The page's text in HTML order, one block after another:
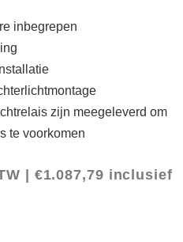
inbegrepen
zijn meegeleverd om
te voorkomen
| €1.087,79 inclusief